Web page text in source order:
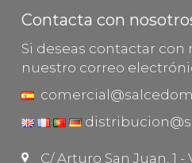
Contacta con
Si deseas contactar
nuestro correo
C/ Arturo San Juan, 1 -